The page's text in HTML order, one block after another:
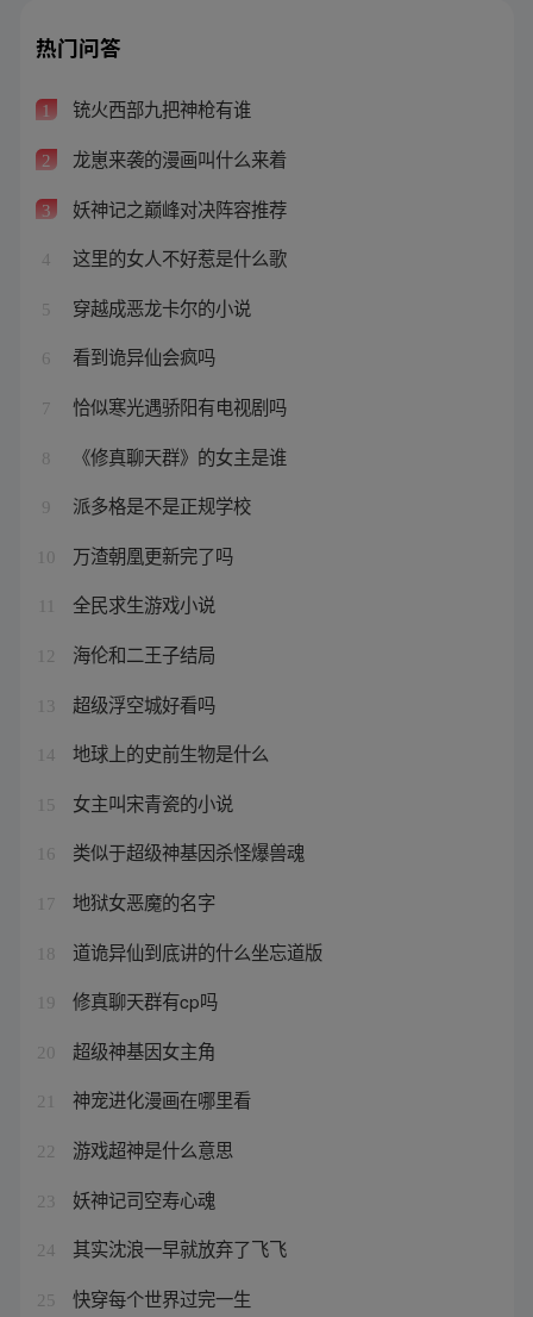
热门问答
1 铳火西部九把神枪有谁
2 龙崽来袭的漫画叫什么来着
3 妖神记之巅峰对决阵容推荐
4 这里的女人不好惹是什么歌
5 穿越成恶龙卡尔的小说
6 看到诡异仙会疯吗
7 恰似寒光遇骄阳有电视剧吗
8 《修真聊天群》的女主是谁
9 派多格是不是正规学校
10 万渣朝凰更新完了吗
全民求生游戏小说
12 海伦和二王子结局
13 超级浮空城好看吗
14 地球上的史前生物是什么
15 女主叫宋青瓷的小说
16 类似于超级神基因杀怪爆兽魂
17 地狱女恶魔的名字
18 道诡异仙到底讲的什么坐忘道版
19 修真聊天群有cp吗
20 超级神基因女主角
21 神宠进化漫画在哪里看
22 游戏超神是什么意思
23 妖神记司空寿心魂
24 其实沈浪一早就放弃了飞飞
25 快穿每个世界过完一生